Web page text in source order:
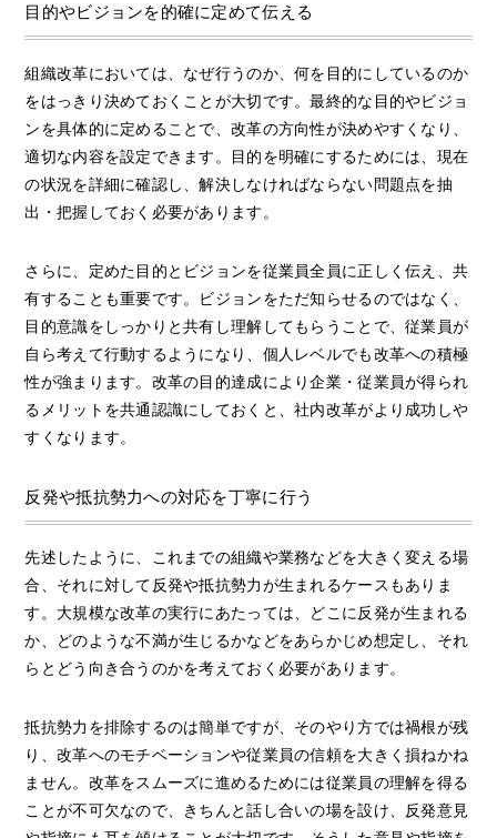
目的やビジョンを的確に定めて伝える
組織改革においては、なぜ行うのか、何を目的にしているのか
をはっきり決めておくことが大切です。最終的な目的やビジョ
ンを具体的に定めることで、改革の方向性が決めやすくなり、
適切な内容を設定できます。目的を明確にするためには、現在
の状況を詳細に確認し、解決しなければならない問題点を抽
出・把握しておく必要があります。
さらに、定めた目的とビジョンを従業員全員に正しく伝え、共
有することも重要です。ビジョンをただ知らせるのではなく、
目的意識をしっかりと共有し理解してもらうことで、従業員が
自ら考えて行動するようになり、個人レベルでも改革への積極
性が強まります。改革の目的達成により企業・従業員が得られ
るメリットを共通認識にしておくと、社内改革がより成功しや
すくなります。
反発や抵抗勢力への対応を丁寧に行う
先述したように、これまでの組織や業務などを大きく変える場
合、それに対して反発や抵抗勢力が生まれるケースもありま
す。大規模な改革の実行にあたっては、どこに反発が生まれる
か、どのような不満が生じるかなどをあらかじめ想定し、それ
らとどう向き合うのかを考えておく必要があります。
抵抗勢力を排除するのは簡単ですが、そのやり方では禍根が残
り、改革へのモチベーションや従業員の信頼を大きく損ねかね
ません。改革をスムーズに進めるためには従業員の理解を得る
ことが不可欠なので、きちんと話し合いの場を設け、反発意見